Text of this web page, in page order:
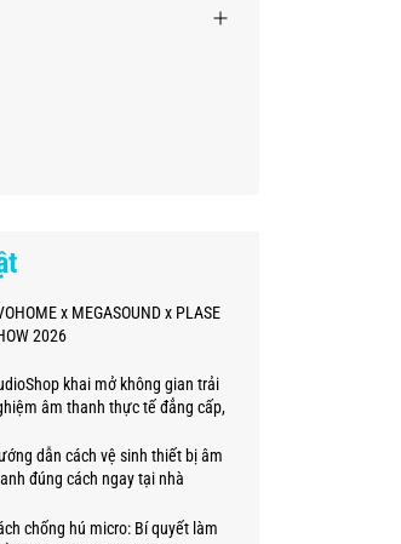
x MEGASOUND x PLASE
2026
khai mở không gian trải
nghiệp
dẫn cách vệ sinh thiết bị âm